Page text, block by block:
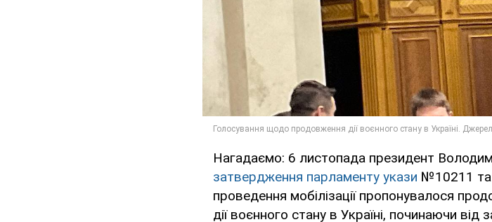
Нагадаємо: 6 листопада президент
затвердження парламенту укази №10211 та
проведення мобілізації пропонувалося
дії воєнного стану в Україні, починаючи